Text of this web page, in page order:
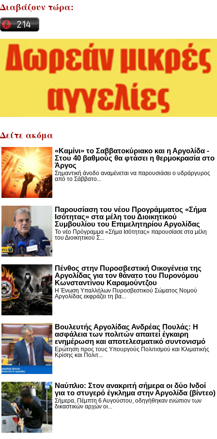
Διαβάζουν τώρα:
Δείτε ακόμα
«Καμίνι» το Σαββατοκύριακο και η Αργολίδα -
Στου 40 βαθμούς θα φτάσει η θερμοκρασία στο
Άργος
Σημαντική άνοδο αναμένεται να παρουσιάσει ο υδράργυρος
από το Σάββατο...
Παρουσίαση του νέου Προγράμματος «Σήμα
Ισότητας» στα μέλη του Διοικητικού
Συμβουλίου του Επιμελητηρίου Αργολίδας
Το νέο Πρόγραμμα «Σήμα Ισότητας» παρουσίασε στα μέλη
του Διοικητικού Σ...
Πένθος στην Πυροσβεστική Οικογένεια της
Αργολίδας για τον θάνατο του Πυρονόμου
Κωνσταντίνου Καραμούντζου
Η Ένωση Υπαλλήλων Πυροσβεστικού Σώματος Νομού
Αργολίδας εκφράζει τη βα...
Βουλευτής Αργολίδας Ανδρέας Πουλάς: Η
ασφάλεια των πολιτών απαιτεί έγκαιρη
ενημέρωση και αποτελεσματικό συντονισμό
Ερώτηση προς τους Υπουργούς Πολιτισμού και Κλιματικής
Κρίσης και Πολιτ...
Nαύπλιο: Στον ανακριτή σήμερα οι δύο Ινδοί
για το στυγερό έγκλημα στην Αργολίδα (βίντεο)
Σήμερα, Πέμπτη 6 Αυγούστου, οδηγήθηκαν ενώπιον των
δικαστικών αρχών οι...